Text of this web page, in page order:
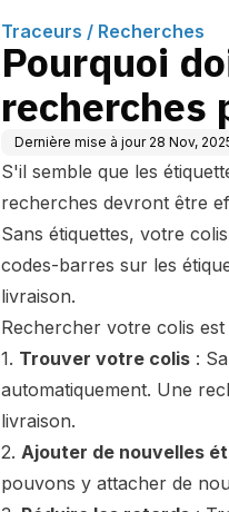
Traceurs / Recherches
Pourquoi
recherches
Dernière mise à jour 28 Nov,
S'il semble que les
recherches devront être
Sans étiquettes, votre
codes-barres sur les
livraison.
Rechercher votre colis
1. Trouver votre colis :
automatiquement. Une
livraison.
2. Ajouter de nouvelles
pouvons y attacher de